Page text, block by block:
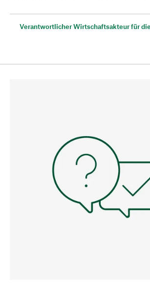
Verantwortlicher Wirtschaftsakteur für